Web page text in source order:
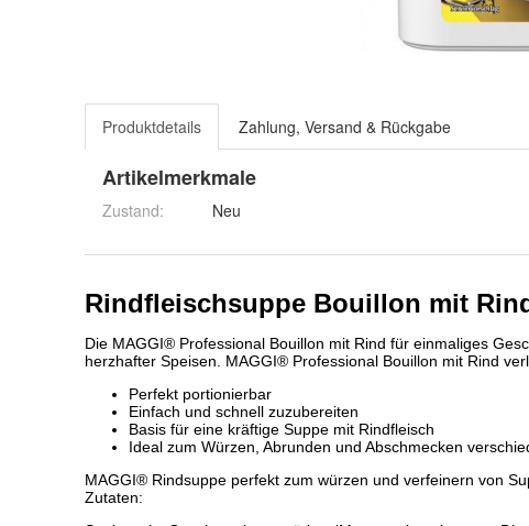
Produktdetails Zahlung, Versand & Rückgabe
Artikelmerkmale
Zustand: Neu